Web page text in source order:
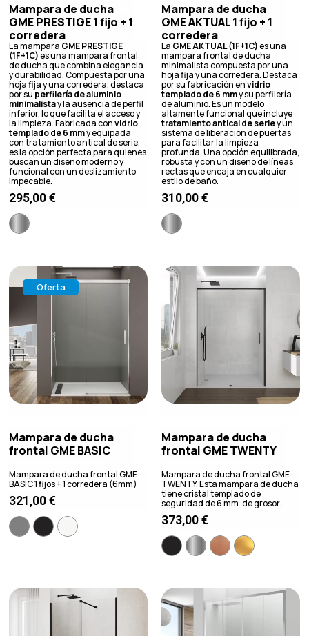
Mampara de ducha
GME PRESTIGE 1 fijo + 1
corredera
La mampara GME PRESTIGE
(1F+1C)es una mampara frontal
de ducha que combina elegancia
y durabilidad. Compuesta por una
hoja fija y una corredera, destaca
por su perfilería de aluminio
minimalistay la ausencia de perfil
inferior, lo que facilita el acceso y
la limpieza. Fabricada convidrio
templado de 6 mmy equipada
con tratamiento antical de serie,
es la opción perfecta para quienes
buscan un diseño moderno y
funcional con un deslizamiento
impecable.
295,00€
Mampara de ducha
GME AKTUAL 1 fijo + 1
corredera
La GME AKTUAL (1F+1C)es una
mampara frontal de ducha
minimalista compuesta por una
hoja fija y una corredera. Destaca
por su fabricación envidrio
templado de 6 mmy su perfilería
de aluminio. Es un modelo
altamente funcional que incluye
tratamiento antical de seriey un
sistema de liberación de puertas
para facilitar la limpieza
profunda. Una opción equilibrada,
robusta y con un diseño de líneas
rectas que encaja en cualquier
estilo de baño.
310,00€
Oferta
Mampara de ducha
frontal GME BASIC
Mampara de ducha frontal GME
BASIC 1 fijos + 1 corredera (6mm)
321,00€
Mampara de ducha
frontal GME TWENTY
Mampara de ducha frontal GME
TWENTY. Esta mampara de ducha
tiene cristal templado de
seguridad de 6 mm. de grosor.
373,00€